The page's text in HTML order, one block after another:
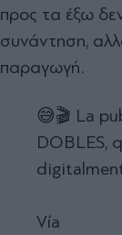
προς τα έξω
συνάντηση,
παραγωγή.
😅🎬 La
DOBLES,
Vía